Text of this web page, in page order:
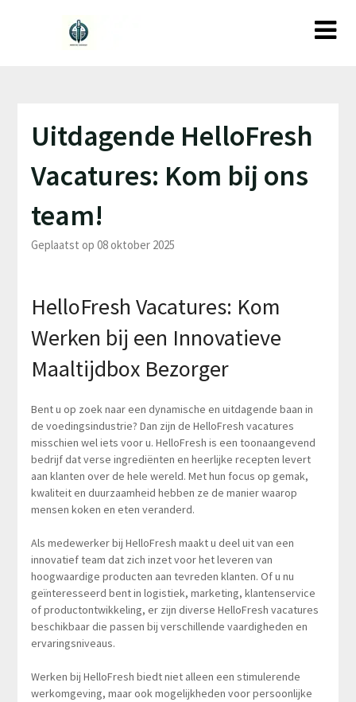
Uitdagende HelloFresh
Vacatures: Kom bij ons
team!
Geplaatst op 08 oktober 2025
HelloFresh Vacatures: Kom
Werken bij een Innovatieve
Maaltijdbox Bezorger
Bent u op zoek naar een dynamische en uitdagende baan in
de voedingsindustrie? Dan zijn de HelloFresh vacatures
misschien wel iets voor u. HelloFresh is een toonaangevend
bedrijf dat verse ingrediënten en heerlijke recepten levert
aan klanten over de hele wereld. Met hun focus op gemak,
kwaliteit en duurzaamheid hebben ze de manier waarop
mensen koken en eten veranderd.
Als medewerker bij HelloFresh maakt u deel uit van een
innovatief team dat zich inzet voor het leveren van
hoogwaardige producten aan tevreden klanten. Of u nu
geïnteresseerd bent in logistiek, marketing, klantenservice
of productontwikkeling, er zijn diverse HelloFresh vacatures
beschikbaar die passen bij verschillende vaardigheden en
ervaringsniveaus.
Werken bij HelloFresh biedt niet alleen een stimulerende
werkomgeving, maar ook mogelijkheden voor persoonlijke